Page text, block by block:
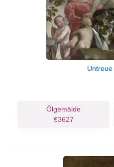
Untreue
Ölgemälde
€3627